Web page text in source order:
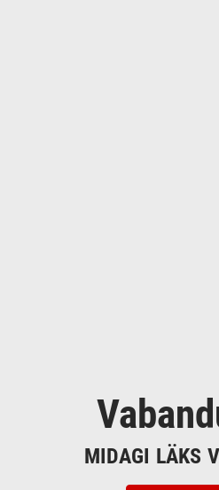
MIDAGI LÄKS